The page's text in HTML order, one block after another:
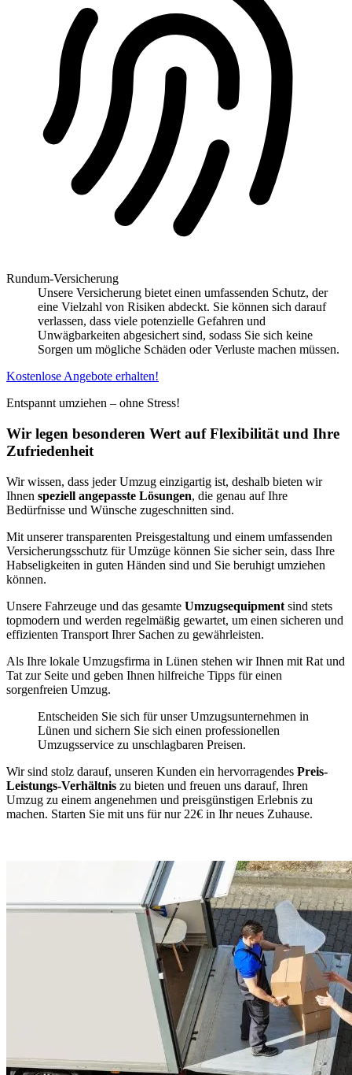
Rundum-Versicherung
Unsere Versicherung bietet einen umfassenden Schutz, der
eine Vielzahl von Risiken abdeckt. Sie können sich darauf
verlassen, dass viele potenzielle Gefahren und
Unwägbarkeiten abgesichert sind, sodass Sie sich keine
Sorgen um mögliche Schäden oder Verluste machen müssen.
Kostenlose Angebote erhalten!
Entspannt umziehen – ohne Stress!
Wir legen besonderen Wert auf Flexibilität und Ihre
Zufriedenheit
Wir wissen, dass jeder Umzug einzigartig ist, deshalb bieten wir
Ihnen speziell angepasste Lösungen, die genau auf Ihre
Bedürfnisse und Wünsche zugeschnitten sind.
Mit unserer transparenten Preisgestaltung und einem umfassenden
Versicherungsschutz für Umzüge können Sie sicher sein, dass Ihre
Habseligkeiten in guten Händen sind und Sie beruhigt umziehen
können.
Unsere Fahrzeuge und das gesamte Umzugsequipment sind stets
topmodern und werden regelmäßig gewartet, um einen sicheren und
effizienten Transport Ihrer Sachen zu gewährleisten.
Als Ihre lokale Umzugsfirma in Lünen stehen wir Ihnen mit Rat und
Tat zur Seite und geben Ihnen hilfreiche Tipps für einen
sorgenfreien Umzug.
Entscheiden Sie sich für unser Umzugsunternehmen in
Lünen und sichern Sie sich einen professionellen
Umzugsservice zu unschlagbaren Preisen.
Wir sind stolz darauf, unseren Kunden ein hervorragendes Preis-
Leistungs-Verhältnis zu bieten und freuen uns darauf, Ihren
Umzug zu einem angenehmen und preisgünstigen Erlebnis zu
machen. Starten Sie mit uns für nur 22€ in Ihr neues Zuhause.